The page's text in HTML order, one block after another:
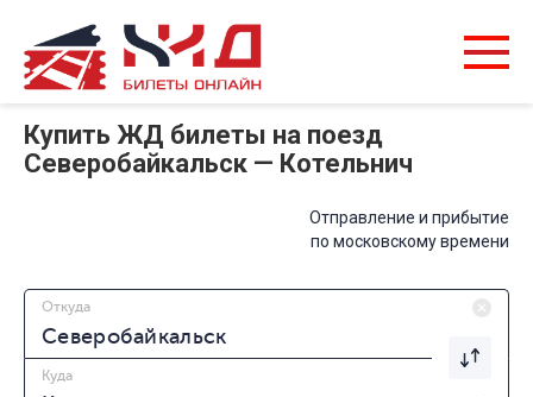
Купить ЖД билеты на поезд
Северобайкальск — Котельнич
Отправление и прибытие
по московскому времени
Откуда
Куда